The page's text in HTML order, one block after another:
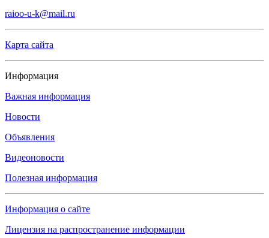
raioo-u-k@mail.ru
Карта сайта
Информация
Важная информация
Новости
Объявления
Видеоновости
Полезная информация
Информация о сайте
Лицензия на распространение информации